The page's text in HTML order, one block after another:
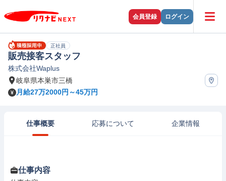
会員登録 ログイン
正社員
販売接客スタッフ
株式会社Waplus
岐阜県本巣市三橋
月給27万2000円～45万円
仕事概要 応募について 企業情報
仕事内容